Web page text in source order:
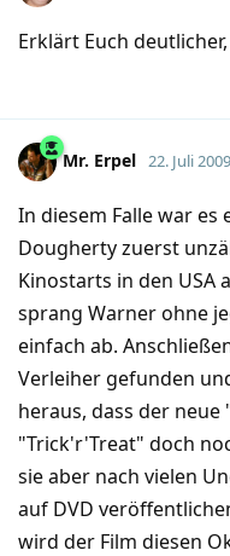
Erklärt Euch
Mr.​ Erpel 22. Juli 2009
In diesem Falle war es
Dougherty zuerst
Kinostarts in den USA
sprang Warner ohne
einfach ab.
Verleiher gefunden
heraus, dass der
"Trick'r'Treat" doch
sie aber nach vielen
auf DVD
wird der Film diesen